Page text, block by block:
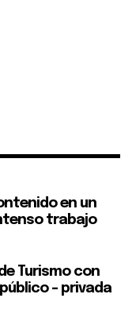
en un
trabajo
Turismo con
– privada